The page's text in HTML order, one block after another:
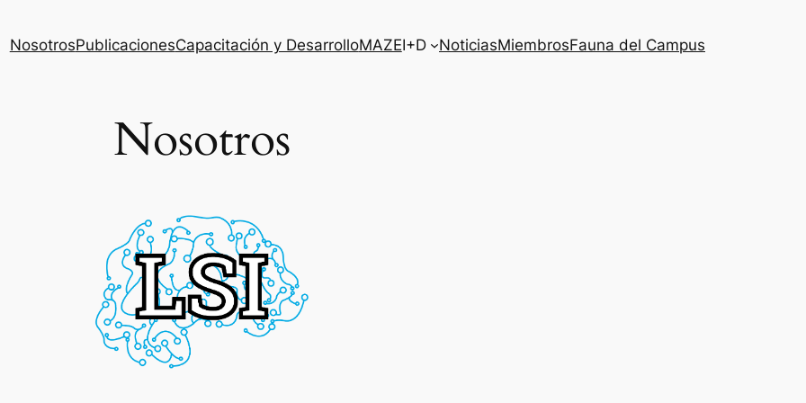
NosotrosPublicacionesCapacitación y DesarrolloMAZEI+D NoticiasMiembrosFauna del Campus
Nosotros